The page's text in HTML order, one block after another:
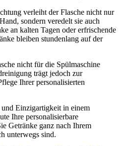
verleiht der Flasche nicht nur
sondern veredelt sie auch
an kalten Tagen oder erfrischende
bleiben stundenlang auf der
nicht für die Spülmaschine
trägt jedoch zur
Ihrer personalisierten
Einzigartigkeit in einem
Ihre personalisierbare
Getränke ganz nach Ihrem
unterwegs sind.